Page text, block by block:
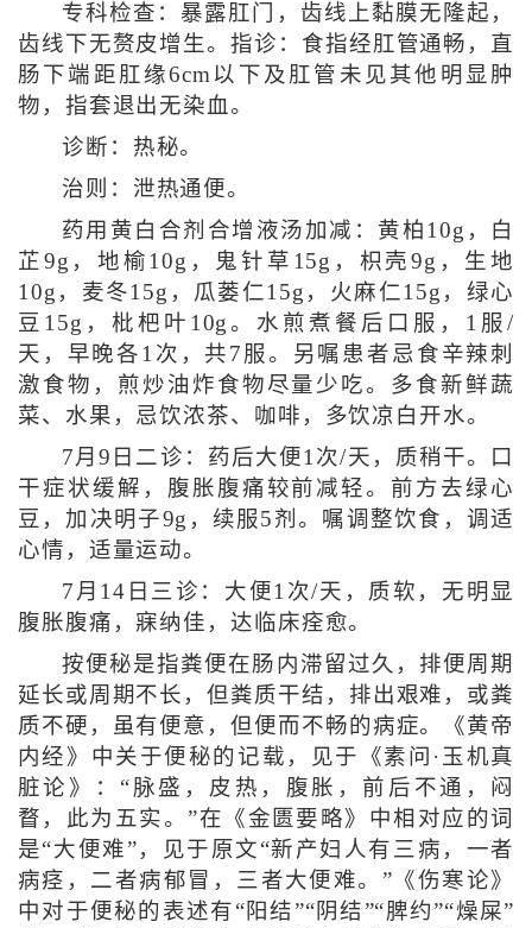
专科检查：暴露肛门，齿线上黏膜无隆起，
齿线下无赘皮增生。指诊：食指经肛管通畅，直
肠下端距肛缘6cm以下及肛管未见其他明显肿
物，指套退出无染血。
诊断：热秘。
治则：泄热通便。
药用黄白合剂合增液汤加减：黄柏10g，白
芷9g，地榆10g，鬼针草15g，枳壳9g，生地
10g，麦冬15g，瓜蒌仁15g，火麻仁15g，绿心
豆15g，枇杷叶10g。水煎煮餐后口服，1服/
天，早晚各1次，共7服。另嘱患者忌食辛辣刺
激食物，煎炒油炸食物尽量少吃。多食新鲜蔬
菜、水果，忌饮浓茶、咖啡，多饮凉白开水。
7月9日二诊：药后大便1次/天，质稍干。口
干症状缓解，腹胀腹痛较前减轻。前方去绿心
豆，加决明子9g，续服5剂。嘱调整饮食，调适
心情，适量运动。
7月14日三诊：大便1次/天，质软，无明显
腹胀腹痛，寐纳佳，达临床痊愈。
按便秘是指粪便在肠内滞留过久，排便周期
延长或周期不长，但粪质干结，排出艰难，或粪
质不硬，虽有便意，但便而不畅的病症。《黄帝
内经》中关于便秘的记载，见于《素问·玉机真
脏论》：“脉盛，皮热，腹胀，前后不通，闷
瞀，此为五实。”在《金匮要略》中相对应的词
是“大便难”，见于原文“新产妇人有三病，一者
病痉，二者病郁冒，三者大便难。”《伤寒论》
中对于便秘的表述有“阳结”“阴结”“脾约”“燥屎”